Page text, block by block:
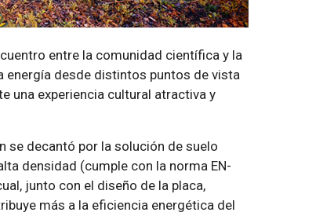
entre la comunidad científica y la
energía desde distintos puntos de vista
una experiencia cultural atractiva y
se decantó por la solución de suelo
densidad (cumple con la norma EN-
junto con el diseño de la placa,
más a la eficiencia energética del